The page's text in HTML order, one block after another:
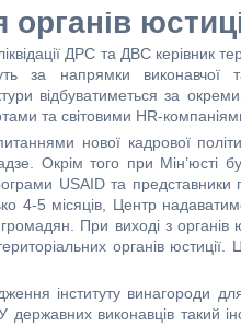
органів
ДРС та ДВС керівник
за напрямки виконавчої
відбуватиметься за
та світовими HR-
нової кадрової
Окрім того при Мін’юсті
USAID та представники
4-5 місяців, Центр
При виході з органів
органів
інституту винагороди
державних виконавців такий